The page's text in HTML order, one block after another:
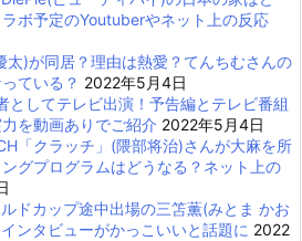
ボ予定のYoutuberやネット上の反応
太)が同居？理由は熱愛？てんちむさんの
ている？ 2022年5月4日
としてテレビ出演！予告編とテレビ番組
を動画ありでご紹介 2022年5月4日
「クラッチ」(隈部将治)さんが大麻を所
グプログラムはどうなる？ネット上の
ドカップ途中出場の三笘薫(みとま かお
ンタビューがかっこいいと話題に 2022